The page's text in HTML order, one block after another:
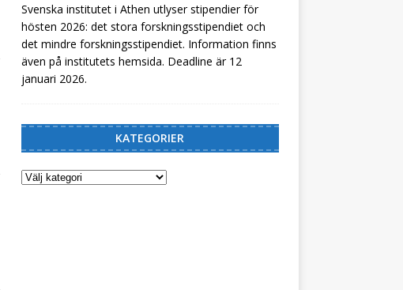
Svenska institutet i Athen utlyser stipendier för
hösten 2026: det stora forskningsstipendiet och
det mindre forskningsstipendiet. Information finns
även på institutets hemsida. Deadline är 12
januari 2026.
KATEGORIER